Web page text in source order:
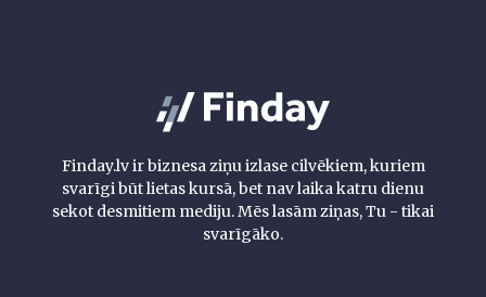
Finday.lv ir biznesa ziņu izlase cilvēkiem, kuriem
svarīgi būt lietas kursā, bet nav laika katru dienu
sekot desmitiem mediju. Mēs lasām ziņas, Tu - tikai
svarīgāko.